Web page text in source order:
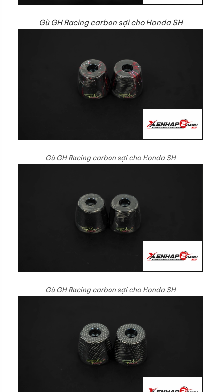
Gù GH Racing carbon sợi cho Honda SH
Gù GH Racing carbon sợi cho Honda SH
Gù GH Racing carbon sợi cho Honda SH